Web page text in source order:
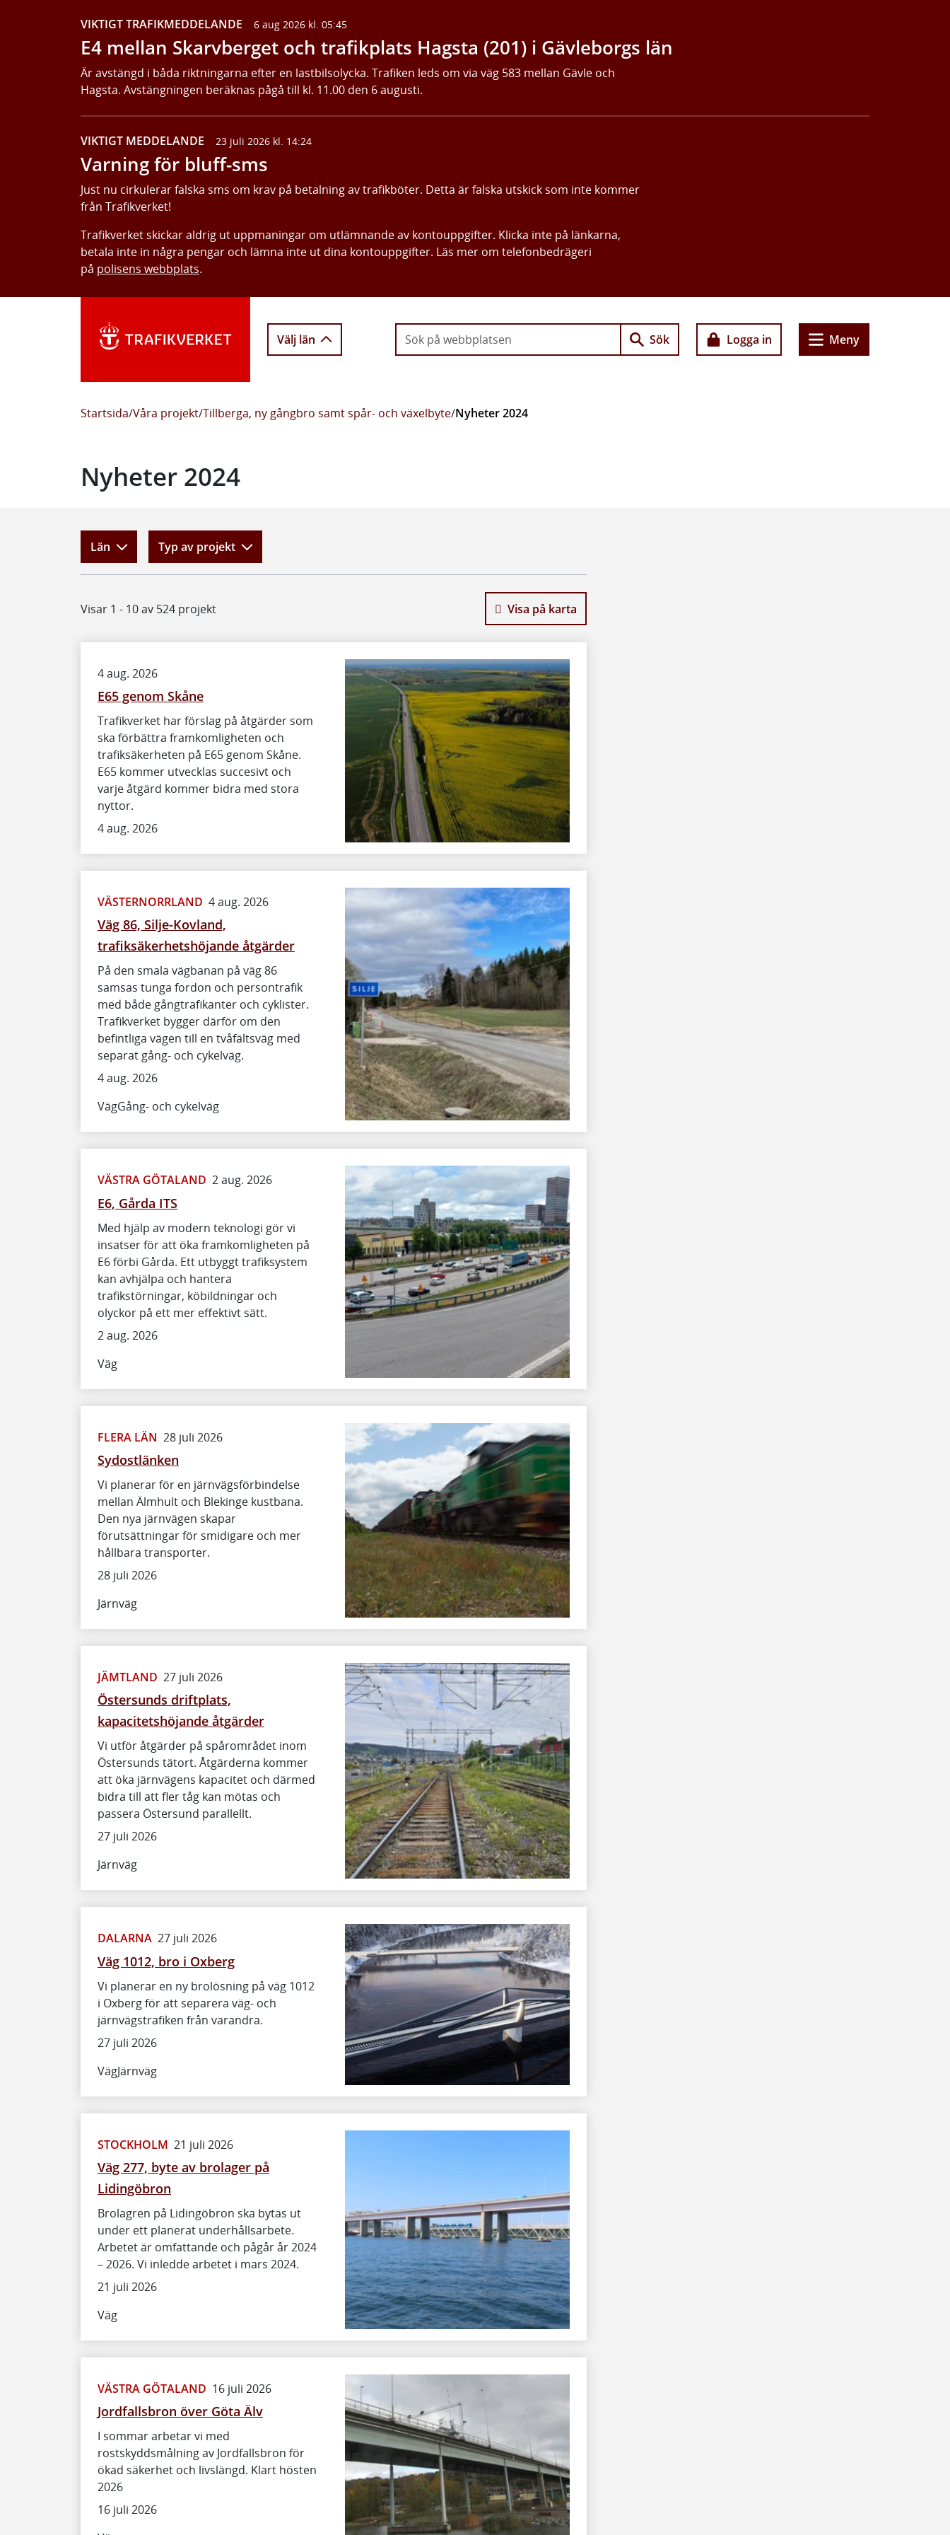
VIKTIGT TRAFIKMEDDELANDE 6 aug 2026 kl. 05:45
E4 mellan Skarvberget och trafikplats Hagsta (201) i Gävleborgs län
Är avstängd i båda riktningarna efter en lastbilsolycka. Trafiken leds om via väg 583 mellan Gävle och
Hagsta. Avstängningen beräknas pågå till kl. 11.00 den 6 augusti.
VIKTIGT MEDDELANDE 23 juli 2026 kl. 14:24
Varning för bluff-sms
Just nu cirkulerar falska sms om krav på betalning av trafikböter. Detta är falska utskick som inte kommer
från Trafikverket!
Trafikverket skickar aldrig ut uppmaningar om utlämnande av kontouppgifter. Klicka inte på länkarna,
betala inte in några pengar och lämna inte ut dina kontouppgifter. Läs mer om telefonbedrägeri
på polisens webbplats.
Välj län Sök Logga in Meny
Startsida/Våra projekt/Tillberga, ny gångbro samt spår- och växelbyte/Nyheter 2024
Nyheter 2024
Län Typ av projekt
Visar 1 - 10 av 524 projekt Visa på karta
4 aug. 2026
E65 genom Skåne
Trafikverket har förslag på åtgärder som
ska förbättra framkomligheten och
trafiksäkerheten på E65 genom Skåne.
E65 kommer utvecklas succesivt och
varje åtgärd kommer bidra med stora
nyttor.
4 aug. 2026
VÄSTERNORRLAND 4 aug. 2026
Väg 86, Silje-Kovland,
trafiksäkerhetshöjande åtgärder
På den smala vägbanan på väg 86
samsas tunga fordon och persontrafik
med både gångtrafikanter och cyklister.
Trafikverket bygger därför om den
befintliga vägen till en tvåfältsväg med
separat gång- och cykelväg.
4 aug. 2026
VägGång- och cykelväg
VÄSTRA GÖTALAND 2 aug. 2026
E6, Gårda ITS
Med hjälp av modern teknologi gör vi
insatser för att öka framkomligheten på
E6 förbi Gårda. Ett utbyggt trafiksystem
kan avhjälpa och hantera
trafikstörningar, köbildningar och
olyckor på ett mer effektivt sätt.
2 aug. 2026
Väg
FLERA LÄN 28 juli 2026
Sydostlänken
Vi planerar för en järnvägsförbindelse
mellan Älmhult och Blekinge kustbana.
Den nya järnvägen skapar
förutsättningar för smidigare och mer
hållbara transporter.
28 juli 2026
Järnväg
JÄMTLAND 27 juli 2026
Östersunds driftplats,
kapacitetshöjande åtgärder
Vi utför åtgärder på spårområdet inom
Östersunds tätort. Åtgärderna kommer
att öka järnvägens kapacitet och därmed
bidra till att fler tåg kan mötas och
passera Östersund parallellt.
27 juli 2026
Järnväg
DALARNA 27 juli 2026
Väg 1012, bro i Oxberg
Vi planerar en ny brolösning på väg 1012
i Oxberg för att separera väg- och
järnvägstrafiken från varandra.
27 juli 2026
VägJärnväg
STOCKHOLM 21 juli 2026
Väg 277, byte av brolager på
Lidingöbron
Brolagren på Lidingöbron ska bytas ut
under ett planerat underhållsarbete.
Arbetet är omfattande och pågår år 2024
– 2026. Vi inledde arbetet i mars 2024.
21 juli 2026
Väg
VÄSTRA GÖTALAND 16 juli 2026
Jordfallsbron över Göta Älv
I sommar arbetar vi med
rostskyddsmålning av Jordfallsbron för
ökad säkerhet och livslängd. Klart hösten
2026
16 juli 2026